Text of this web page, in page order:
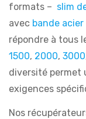
formats – slim
avec bande acier
répondre à tous
1500, 2000, 3000
diversité permet
exigences
Nos